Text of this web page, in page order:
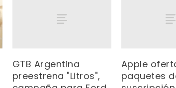
GTB Argentina
preestrena "Litros",
Apple
paquetes